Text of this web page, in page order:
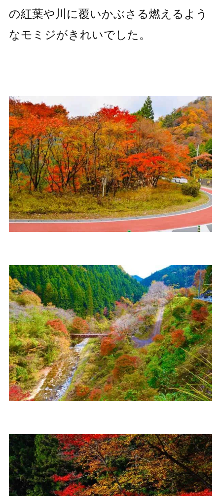
の紅葉や川に覆いかぶさる燃えるよう
なモミジがきれいでした。